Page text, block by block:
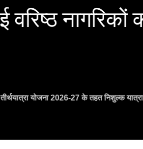
नागरिकों
तीर्थयात्रा योजना 2026-27 के तहत निशुल्क